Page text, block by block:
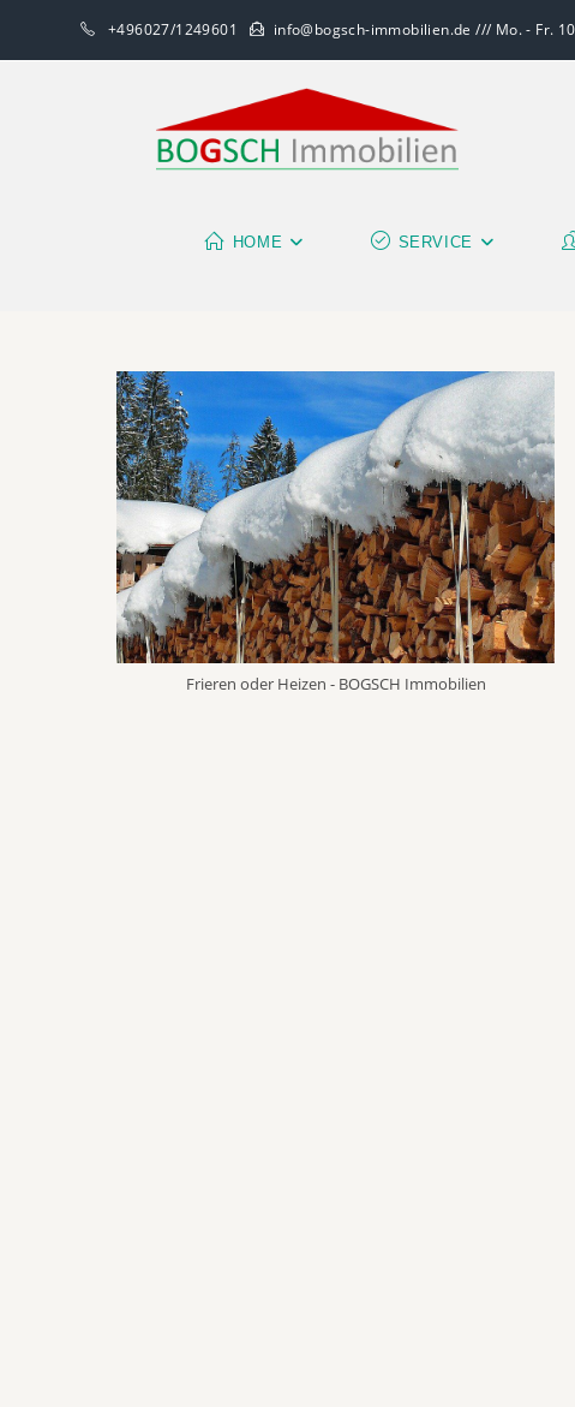
+496027/1249601 info@bogsch-immobilien.de /// Mo. - Fr.
HOME SERVICE
Frieren oder Heizen - BOGSCH Immobilien